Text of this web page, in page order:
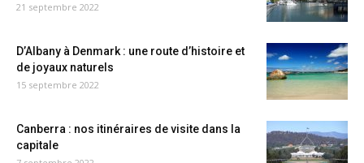
21 septembre 2022
D’Albany à Denmark : une route d’histoire et
de joyaux naturels
15 septembre 2022
Canberra : nos itinéraires de visite dans la
capitale